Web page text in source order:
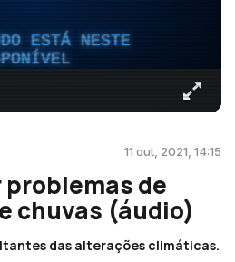
ESTÁ NESTE
11 out, 2021, 14:15
problemas de
chuvas (áudio)
das alterações climáticas.